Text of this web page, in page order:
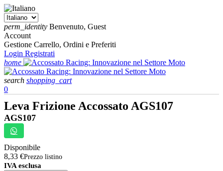
perm_identity Benvenuto, Guest
Account
Gestione Carrello, Ordini e Preferiti
Login Registrati
home
search shopping_cart
0
Leva Frizione Accossato AGS107
AGS107
Disponibile
8,33 €Prezzo listino
IVA esclusa